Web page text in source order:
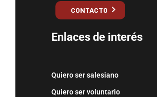
CONTACTO
Enlaces de interés
Quiero ser salesiano
Quiero ser voluntario